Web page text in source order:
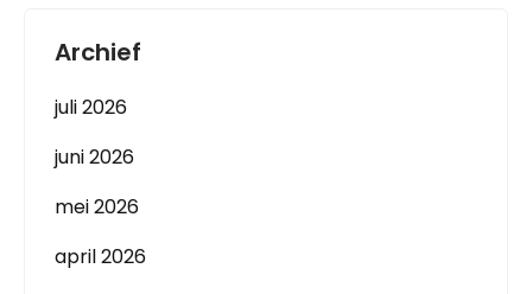
Archief
juli 2026
juni 2026
mei 2026
april 2026